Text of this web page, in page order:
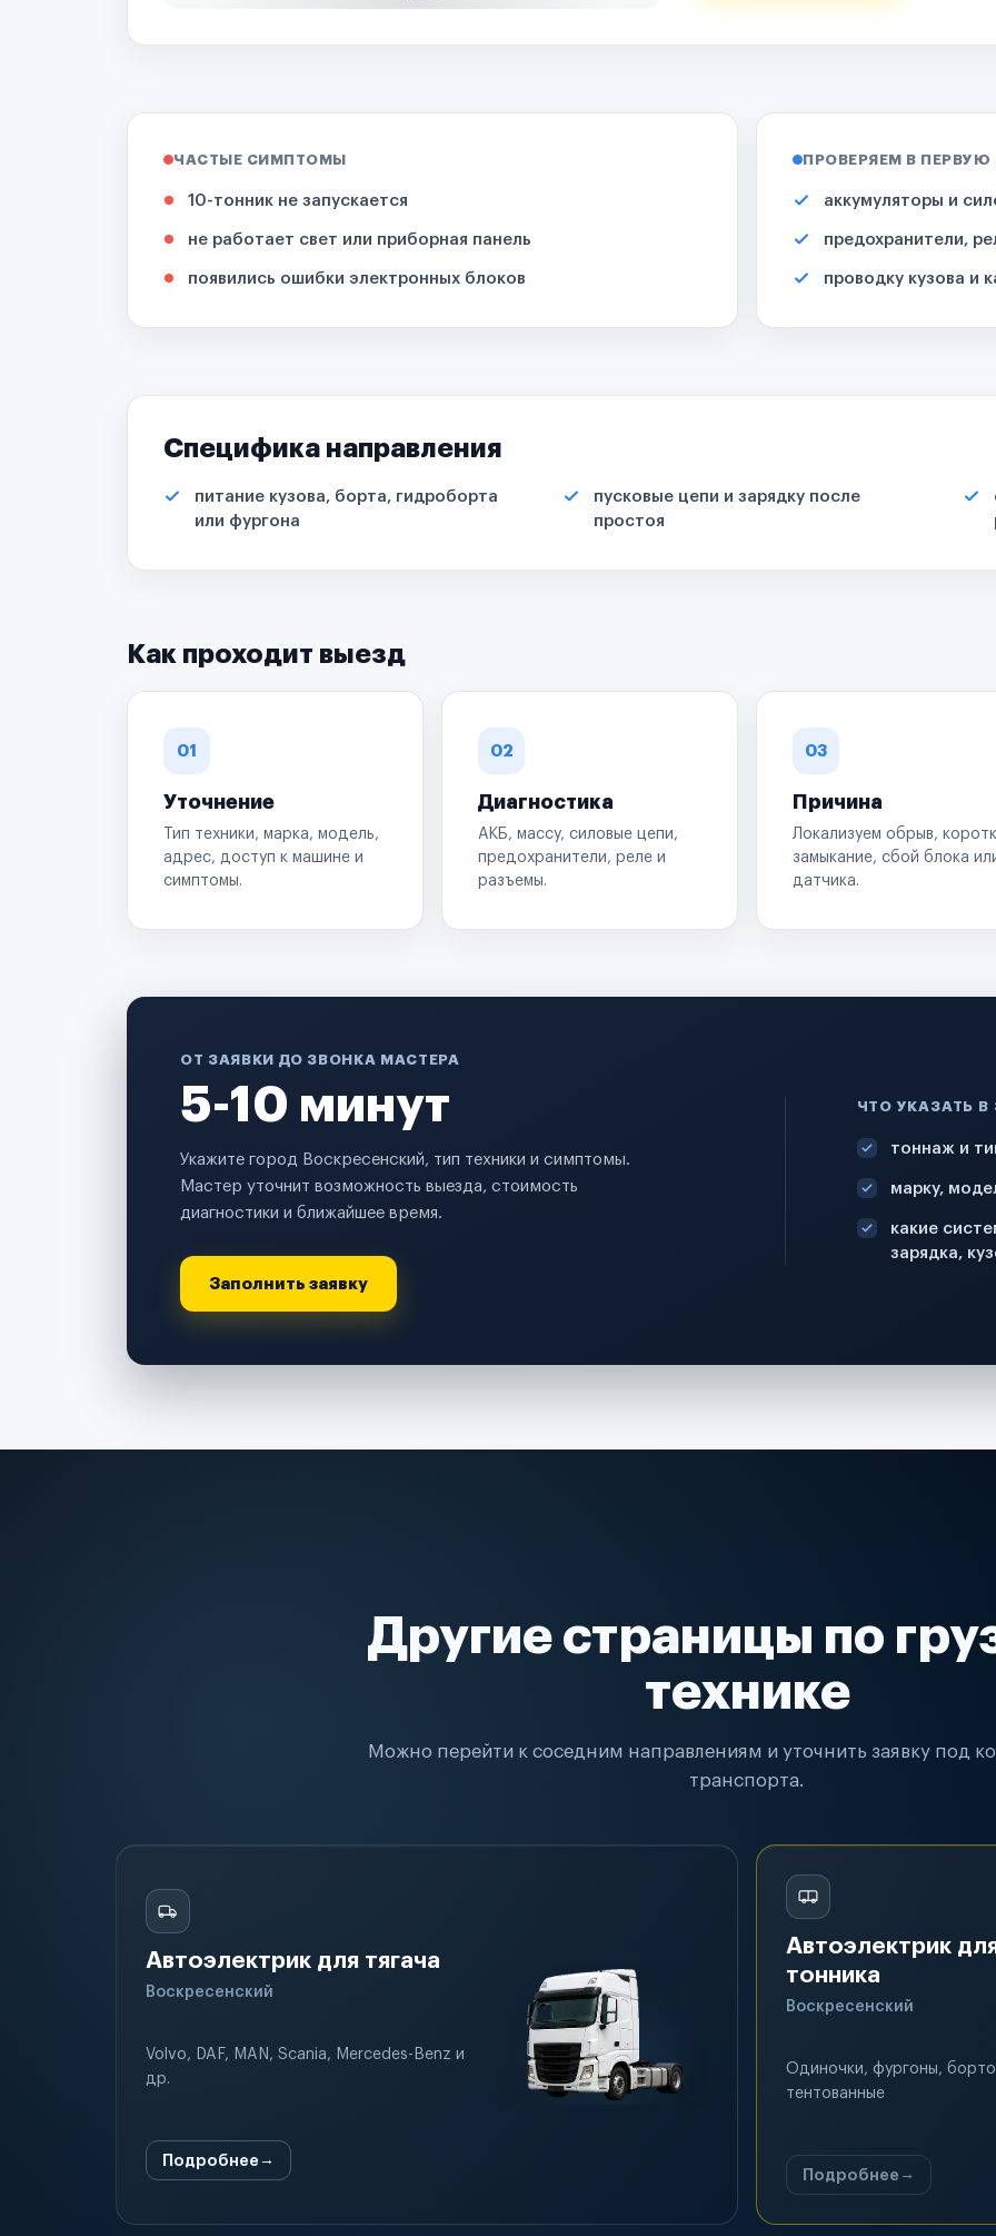
ЧАСТЫЕ СИМПТОМЫ
10-тонник не запускается
не работает свет или приборная панель
появились ошибки электронных блоков
ПРОВЕРЯЕМ В ПЕРВУЮ
аккумуляторы и
предохранители,
проводку кузова и
Специфика направления
питание кузова, борта, гидроборта
или фургона
пусковые цепи и зарядку после
простоя
Как проходит выезд
01
Уточнение
Тип техники, марка, модель,
адрес, доступ к машине и
симптомы.
02
Диагностика
АКБ, массу, силовые цепи,
предохранители, реле и
разъемы.
03
Причина
Локализуем обрыв,
замыкание, сбой блока
датчика.
ОТ ЗАЯВКИ ДО ЗВОНКА МАСТЕРА
5-10 минут
Укажите город Воскресенский, тип техники и симптомы.
Мастер уточнит возможность выезда, стоимость
диагностики и ближайшее время.
Заполнить заявку
ЧТО УКАЗАТЬ В
тоннаж и
марку,
какие
зарядка,
Другие страницы по
технике
Можно перейти к соседним направлениям и уточнить заявку под
транспорта.
Автоэлектрик для тягача
Воскресенский
Volvo, DAF, MAN, Scania, Mercedes-Benz и
др.
Подробнее
Автоэлектрик
тонника
Воскресенский
Одиночки, фургоны,
тентованные
Подробнее